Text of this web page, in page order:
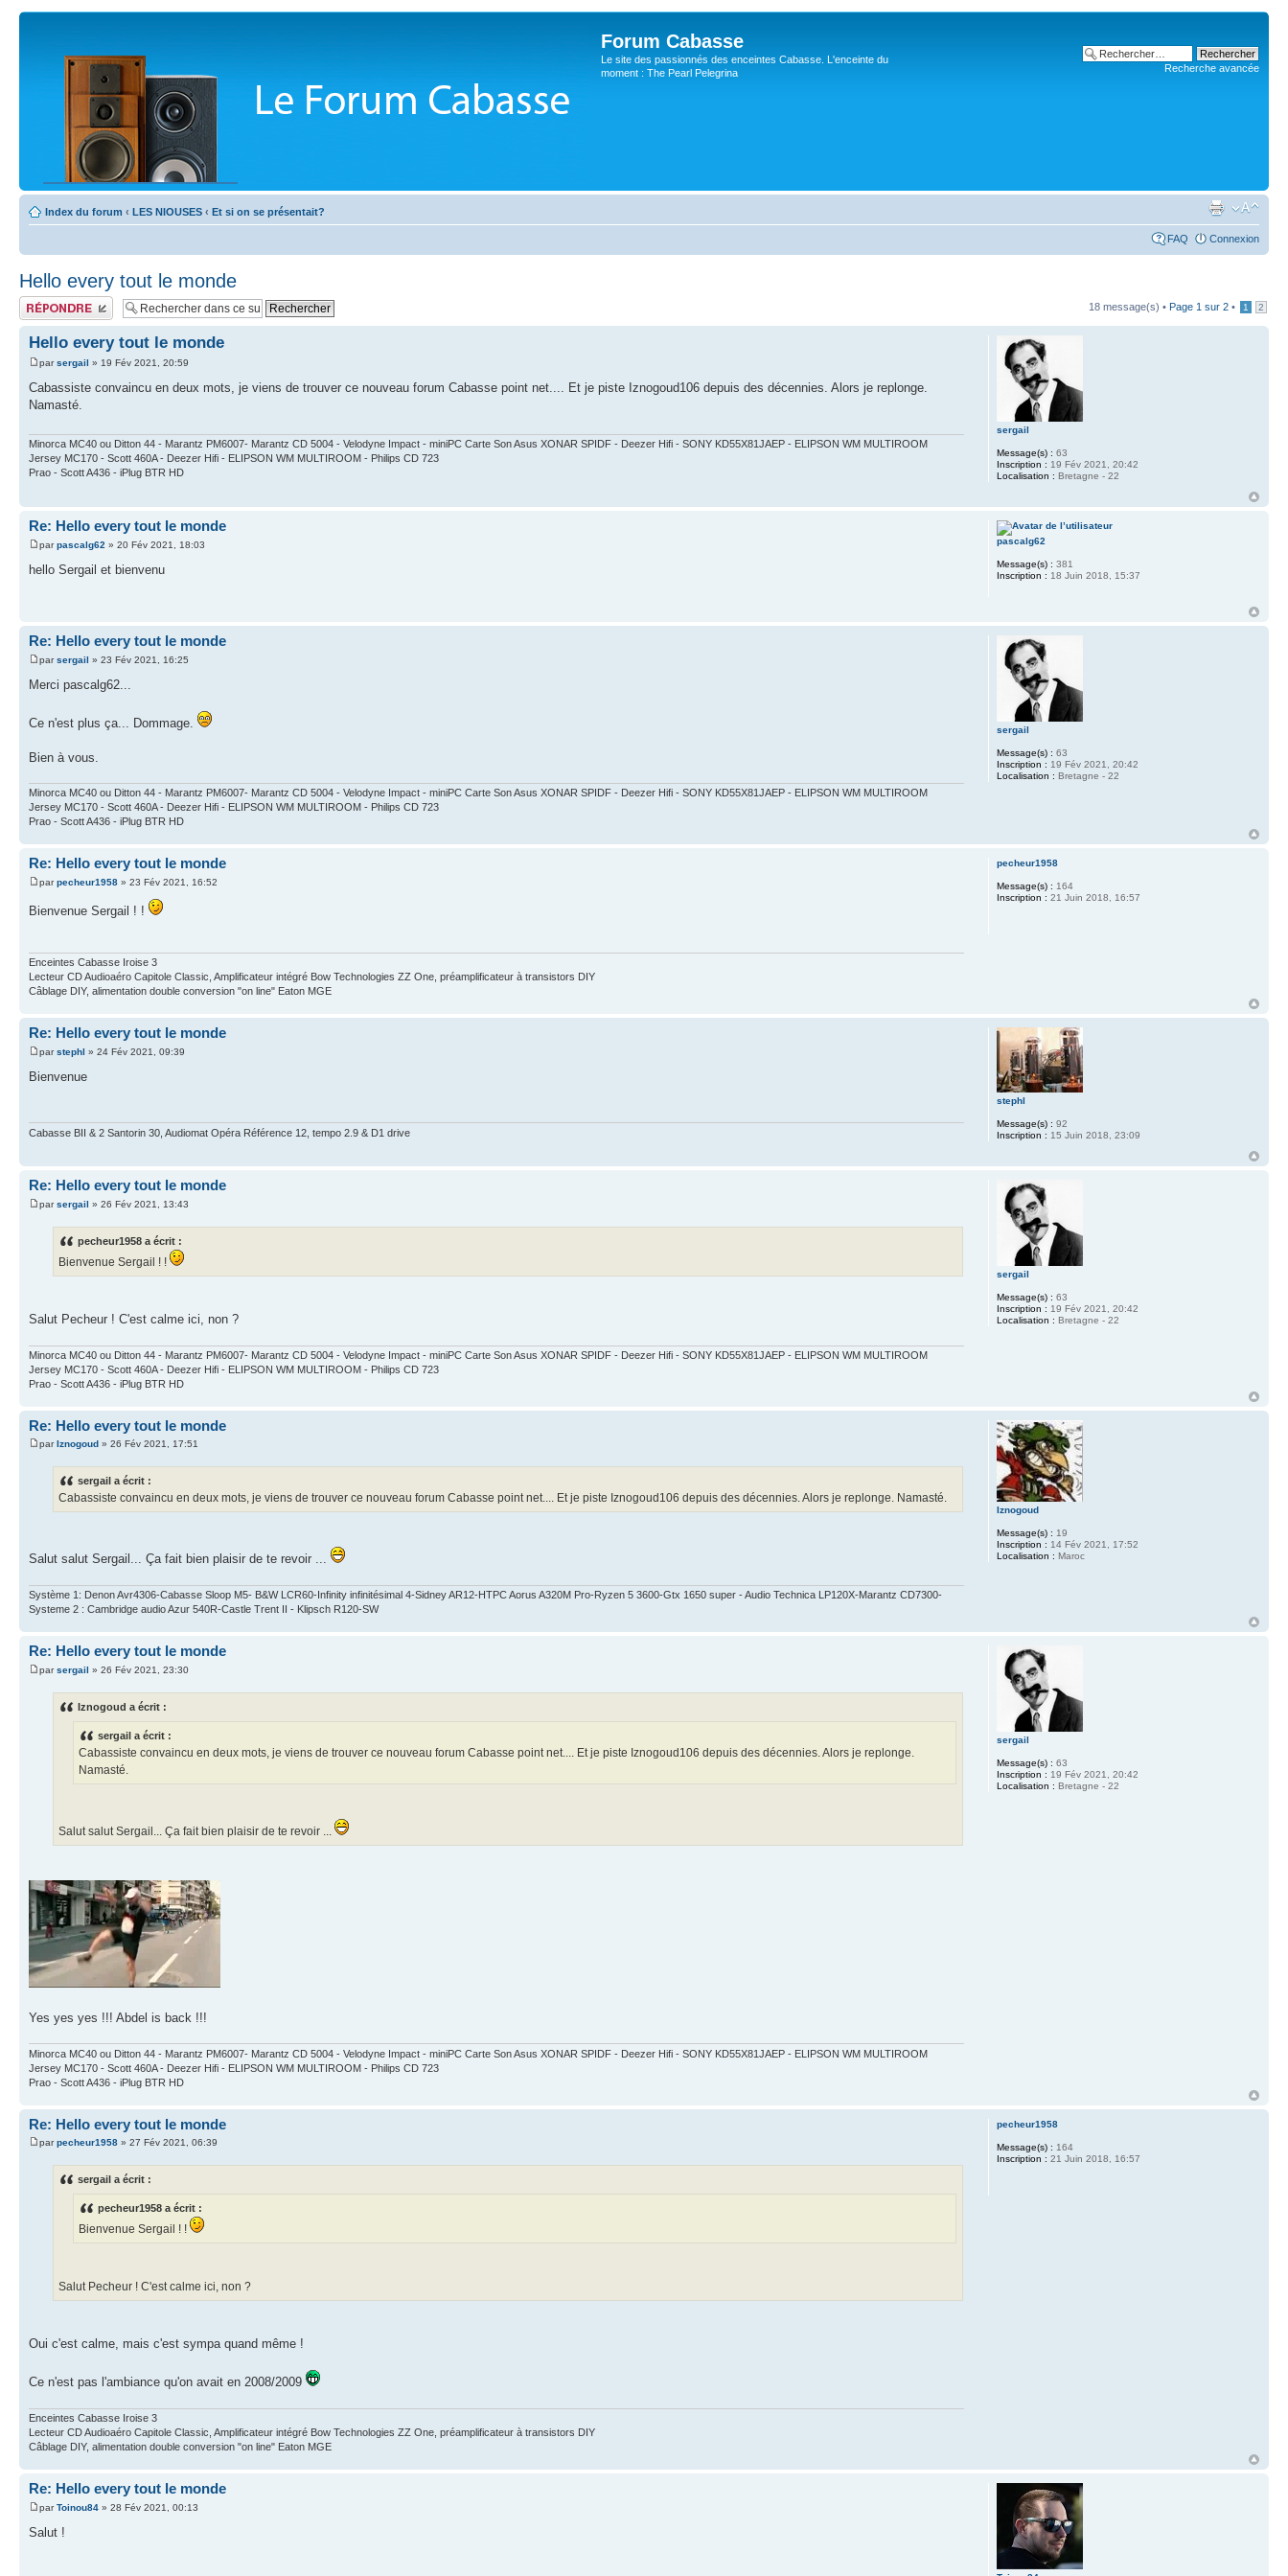
Forum Cabasse
Le site des passionnés des enceintes Cabasse. L'enceinte du
moment : The Pearl Pelegrina
Recherche avancée
Index du forum ‹ LES NIOUSES ‹ Et si on se présentait?
FAQ Connexion
Hello every tout le monde
Publier une réponse 18 message(s) • Page 1 sur 2 • 1 2
Hello every tout le monde
parsergail » 19 Fév 2021, 20:59
Cabassiste convaincu en deux mots, je viens de trouver ce nouveau forum Cabasse point net.... Et je piste Iznogoud106 depuis des décennies. Alors je replonge.
Namasté.
Minorca MC40 ou Ditton 44 - Marantz PM6007- Marantz CD 5004 - Velodyne Impact - miniPC Carte Son Asus XONAR SPIDF - Deezer Hifi - SONY KD55X81JAEP - ELIPSON WM MULTIROOM
Jersey MC170 - Scott 460A - Deezer Hifi - ELIPSON WM MULTIROOM - Philips CD 723
Prao - Scott A436 - iPlug BTR HD
sergail
Message(s) : 63
Inscription : 19 Fév 2021, 20:42
Localisation : Bretagne - 22
Re: Hello every tout le monde
parpascalg62 » 20 Fév 2021, 18:03
hello Sergail et bienvenu
pascalg62
Message(s) : 381
Inscription : 18 Juin 2018, 15:37
Re: Hello every tout le monde
parsergail » 23 Fév 2021, 16:25
Merci pascalg62...
Ce n'est plus ça... Dommage.
Bien à vous.
Minorca MC40 ou Ditton 44 - Marantz PM6007- Marantz CD 5004 - Velodyne Impact - miniPC Carte Son Asus XONAR SPIDF - Deezer Hifi - SONY KD55X81JAEP - ELIPSON WM MULTIROOM
Jersey MC170 - Scott 460A - Deezer Hifi - ELIPSON WM MULTIROOM - Philips CD 723
Prao - Scott A436 - iPlug BTR HD
sergail
Message(s) : 63
Inscription : 19 Fév 2021, 20:42
Localisation : Bretagne - 22
Re: Hello every tout le monde
parpecheur1958 » 23 Fév 2021, 16:52
Bienvenue Sergail ! !
Enceintes Cabasse Iroise 3
Lecteur CD Audioaéro Capitole Classic, Amplificateur intégré Bow Technologies ZZ One, préamplificateur à transistors DIY
Câblage DIY, alimentation double conversion "on line" Eaton MGE
pecheur1958
Message(s) : 164
Inscription : 21 Juin 2018, 16:57
Re: Hello every tout le monde
parstephl » 24 Fév 2021, 09:39
Bienvenue
Cabasse BII & 2 Santorin 30, Audiomat Opéra Référence 12, tempo 2.9 & D1 drive
stephl
Message(s) : 92
Inscription : 15 Juin 2018, 23:09
Re: Hello every tout le monde
parsergail » 26 Fév 2021, 13:43
pecheur1958 a écrit :
Bienvenue Sergail ! !
Salut Pecheur ! C'est calme ici, non ?
Minorca MC40 ou Ditton 44 - Marantz PM6007- Marantz CD 5004 - Velodyne Impact - miniPC Carte Son Asus XONAR SPIDF - Deezer Hifi - SONY KD55X81JAEP - ELIPSON WM MULTIROOM
Jersey MC170 - Scott 460A - Deezer Hifi - ELIPSON WM MULTIROOM - Philips CD 723
Prao - Scott A436 - iPlug BTR HD
sergail
Message(s) : 63
Inscription : 19 Fév 2021, 20:42
Localisation : Bretagne - 22
Re: Hello every tout le monde
parIznogoud » 26 Fév 2021, 17:51
sergail a écrit :
Cabassiste convaincu en deux mots, je viens de trouver ce nouveau forum Cabasse point net.... Et je piste Iznogoud106 depuis des décennies. Alors je replonge. Namasté.
Salut salut Sergail... Ça fait bien plaisir de te revoir ...
Système 1: Denon Avr4306-Cabasse Sloop M5- B&W LCR60-Infinity infinitésimal 4-Sidney AR12-HTPC Aorus A320M Pro-Ryzen 5 3600-Gtx 1650 super - Audio Technica LP120X-Marantz CD7300-
Systeme 2 : Cambridge audio Azur 540R-Castle Trent II - Klipsch R120-SW
Iznogoud
Message(s) : 19
Inscription : 14 Fév 2021, 17:52
Localisation : Maroc
Re: Hello every tout le monde
parsergail » 26 Fév 2021, 23:30
Iznogoud a écrit :
sergail a écrit :
Cabassiste convaincu en deux mots, je viens de trouver ce nouveau forum Cabasse point net.... Et je piste Iznogoud106 depuis des décennies. Alors je replonge.
Namasté.
Salut salut Sergail... Ça fait bien plaisir de te revoir ...
Yes yes yes !!! Abdel is back !!!
Minorca MC40 ou Ditton 44 - Marantz PM6007- Marantz CD 5004 - Velodyne Impact - miniPC Carte Son Asus XONAR SPIDF - Deezer Hifi - SONY KD55X81JAEP - ELIPSON WM MULTIROOM
Jersey MC170 - Scott 460A - Deezer Hifi - ELIPSON WM MULTIROOM - Philips CD 723
Prao - Scott A436 - iPlug BTR HD
sergail
Message(s) : 63
Inscription : 19 Fév 2021, 20:42
Localisation : Bretagne - 22
Re: Hello every tout le monde
parpecheur1958 » 27 Fév 2021, 06:39
sergail a écrit :
pecheur1958 a écrit :
Bienvenue Sergail ! !
Salut Pecheur ! C'est calme ici, non ?
Oui c'est calme, mais c'est sympa quand même !
Ce n'est pas l'ambiance qu'on avait en 2008/2009
Enceintes Cabasse Iroise 3
Lecteur CD Audioaéro Capitole Classic, Amplificateur intégré Bow Technologies ZZ One, préamplificateur à transistors DIY
Câblage DIY, alimentation double conversion "on line" Eaton MGE
pecheur1958
Message(s) : 164
Inscription : 21 Juin 2018, 16:57
Re: Hello every tout le monde
parToinou84 » 28 Fév 2021, 00:13
Salut !